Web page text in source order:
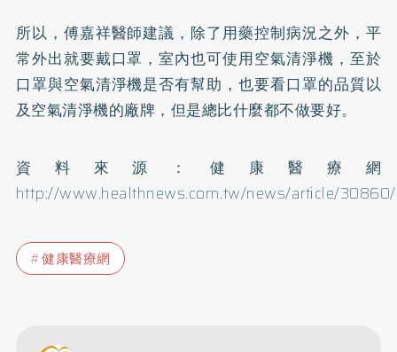
所以，傅嘉祥醫師建議，除了用藥控制病況之外，平
常外出就要戴口罩，室內也可使用空氣清淨機，至於
口罩與空氣清淨機是否有幫助，也要看口罩的品質以
及空氣清淨機的廠牌，但是總比什麼都不做要好。
資料來源：健康醫療網
http://www.healthnews.com.tw/news/article/30860/
健康醫療網